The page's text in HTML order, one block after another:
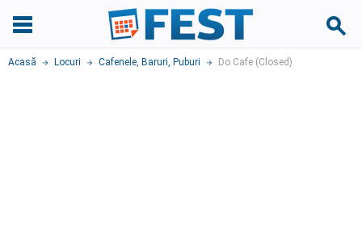
Acasă Locuri Cafenele, Baruri, Puburi Do Cafe (Closed)